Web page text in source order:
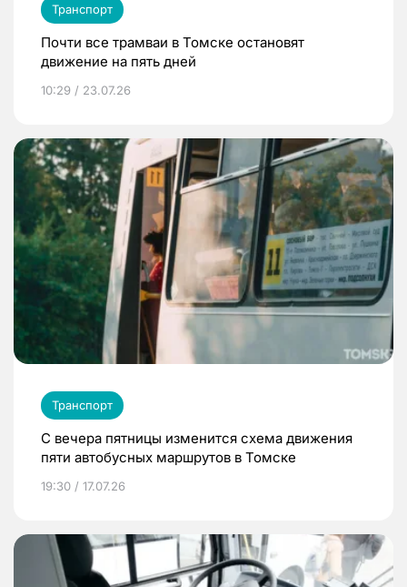
Транспорт
Почти все трамваи в Томске остановят
движение на пять дней
10:29 / 23.07.26
Транспорт
С вечера пятницы изменится схема движения
пяти автобусных маршрутов в Томске
19:30 / 17.07.26